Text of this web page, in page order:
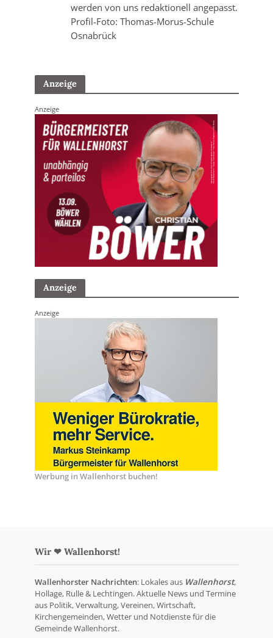
werden von uns redaktionell angepasst.
Profil-Foto: Thomas-Morus-Schule
Osnabrück
Anzeige
Anzeige
Anzeige
Anzeige
Werbung in Wallenhorst buchen!
Wir ❤ Wallenhorst!
Wallenhorster Nachrichten: Lokales aus Wallenhorst,
Hollage, Rulle & Lechtingen. Aktuelle News und Termine
aus Politik, Verwaltung, Vereinen, Wirtschaft,
Kirchengemeinden, Wetter und Notdienste für die
Gemeinde Wallenhorst.